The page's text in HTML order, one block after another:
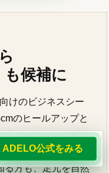
候補に
けのビジネスシー
のヒールアップと
立させることを重視
時計、バッグ、ブ
る方も、足元を自然
ADELO公式をみる